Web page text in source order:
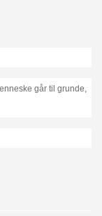
går til grunde,